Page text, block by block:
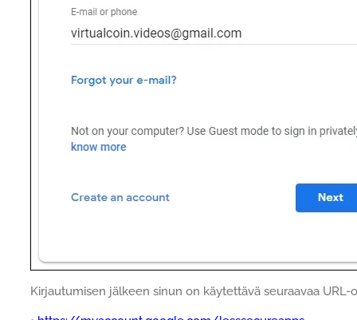
Kirjautumisen jälkeen sinun on käytettävä seuraavaa URL-